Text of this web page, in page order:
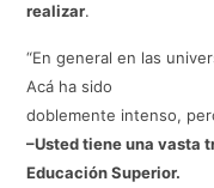
realizar.
“En general en las
Acá ha sido
doblemente intenso,
–Usted tiene una vasta
Educación Superior.